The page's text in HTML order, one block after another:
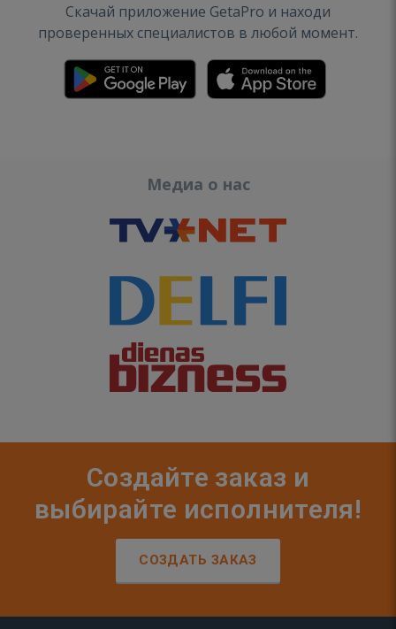
Скачай приложение GetaPro и находи
проверенных специалистов в любой момент.
Медиа о нас
Создайте заказ и
выбирайте исполнителя!
СОЗДАТЬ ЗАКАЗ